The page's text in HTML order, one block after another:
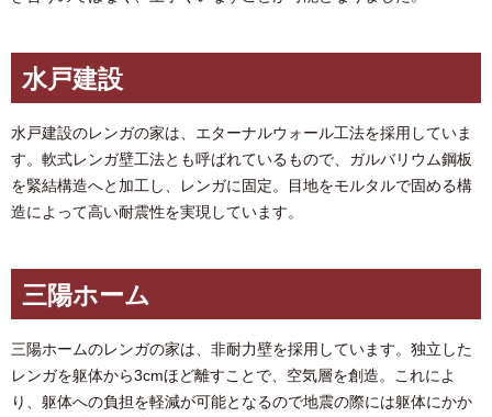
水戸建設
水戸建設のレンガの家は、エターナルウォール工法を採用していま
す。軟式レンガ壁工法とも呼ばれているもので、ガルバリウム鋼板
を緊結構造へと加工し、レンガに固定。目地をモルタルで固める構
造によって高い耐震性を実現しています。
三陽ホーム
三陽ホームのレンガの家は、非耐力壁を採用しています。独立した
レンガを躯体から3cmほど離すことで、空気層を創造。これによ
り、躯体への負担を軽減が可能となるので地震の際には躯体にかか